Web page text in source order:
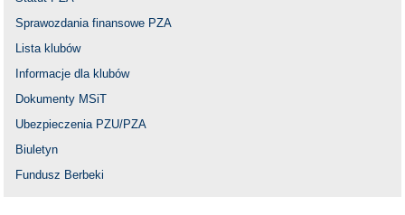
Sprawozdania finansowe PZA
Lista klubów
Informacje dla klubów
Dokumenty MSiT
Ubezpieczenia PZU/PZA
Biuletyn
Fundusz Berbeki